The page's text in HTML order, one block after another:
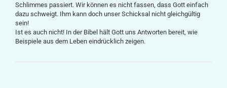
Schlimmes passiert. Wir können es nicht fassen, dass Gott einfach
dazu schweigt. Ihm kann doch unser Schicksal nicht gleichgültig
sein!
Ist es auch nicht! In der Bibel hält Gott uns Antworten bereit, wie
Beispiele aus dem Leben eindrücklich zeigen.